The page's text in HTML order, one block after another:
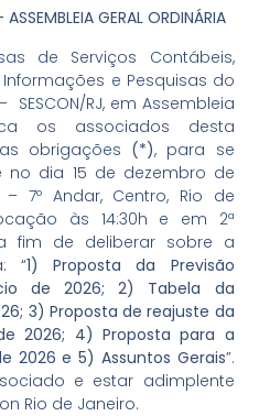
ASSEMBLEIA GERAL ORDINÁRIA
de Serviços Contábeis,
e Pesquisas do
RJ, em Assembleia
os associados desta
obrigações (*), para se
no dia 15 de dezembro de
– 7º Andar, Centro, Rio de
às 14:30h e em 2ª
fim de deliberar sobre a
“1) Proposta da Previsão
de 2026; 2) Tabela da
3) Proposta de reajuste da
2026; 4) Proposta para a
2026 e 5) Assuntos Gerais”.
e estar adimplente
Rio de Janeiro.